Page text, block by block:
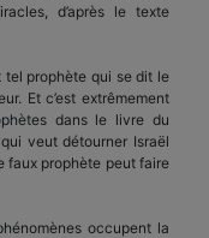
d’après le texte
tel prophète qui se dit le
Et c’est extrêmement
dans le livre du
veut détourner Israël
faux prophète peut faire
occupent la